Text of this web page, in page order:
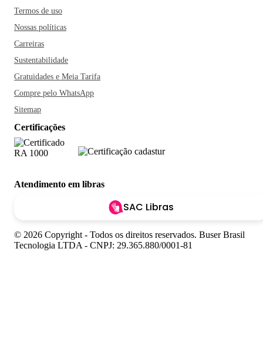
Termos de uso
Nossas políticas
Carreiras
Sustentabilidade
Gratuidades e Meia Tarifa
Compre pelo WhatsApp
Sitemap
Certificações
Atendimento em libras
SAC Libras
© 2026 Copyright - Todos os direitos reservados. Buser Brasil
Tecnologia LTDA - CNPJ: 29.365.880/0001-81